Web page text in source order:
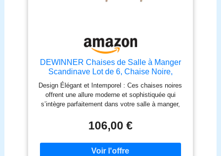
DEWINNER Chaises de Salle à Manger
Scandinave Lot de 6, Chaise Noire,
Chaise Bureau avec Pieds en Bois de
Hêtre Massif, Chaise de Cuisine, Idéal
pour Salon, Chambre à Coucher
Design Élégant et Intemporel : Ces chaises noires
offrent une allure moderne et sophistiquée qui
s’intègre parfaitement dans votre salle à manger,
couleur noire et leur design épuré apportent une
touche de classe à n’importe quel espace, que ce
soit pour une ambiance chaleureuse ou
professionnelle. Dimensions Parfaites Pour Confort
106,00 €